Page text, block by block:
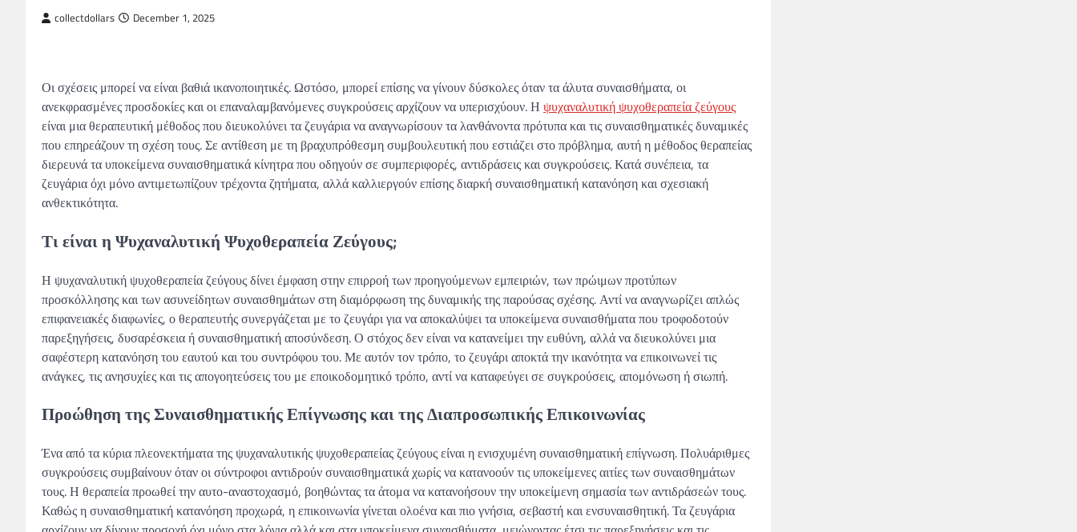
collectdollars December 1, 2025
Οι σχέσεις μπορεί να είναι βαθιά ικανοποιητικές. Ωστόσο, μπορεί επίσης να γίνουν δύσκολες όταν τα άλυτα συναισθήματα, οι
ανεκφρασμένες προσδοκίες και οι επαναλαμβανόμενες συγκρούσεις αρχίζουν να υπερισχύουν. Η ψυχαναλυτική ψυχοθεραπεία ζεύγους
είναι μια θεραπευτική μέθοδος που διευκολύνει τα ζευγάρια να αναγνωρίσουν τα λανθάνοντα πρότυπα και τις συναισθηματικές δυναμικές
που επηρεάζουν τη σχέση τους. Σε αντίθεση με τη βραχυπρόθεσμη συμβουλευτική που εστιάζει στο πρόβλημα, αυτή η μέθοδος θεραπείας
διερευνά τα υποκείμενα συναισθηματικά κίνητρα που οδηγούν σε συμπεριφορές, αντιδράσεις και συγκρούσεις. Κατά συνέπεια, τα
ζευγάρια όχι μόνο αντιμετωπίζουν τρέχοντα ζητήματα, αλλά καλλιεργούν επίσης διαρκή συναισθηματική κατανόηση και σχεσιακή
ανθεκτικότητα.
Τι είναι η Ψυχαναλυτική Ψυχοθεραπεία Ζεύγους;
Η ψυχαναλυτική ψυχοθεραπεία ζεύγους δίνει έμφαση στην επιρροή των προηγούμενων εμπειριών, των πρώιμων προτύπων
προσκόλλησης και των ασυνείδητων συναισθημάτων στη διαμόρφωση της δυναμικής της παρούσας σχέσης. Αντί να αναγνωρίζει απλώς
επιφανειακές διαφωνίες, ο θεραπευτής συνεργάζεται με το ζευγάρι για να αποκαλύψει τα υποκείμενα συναισθήματα που τροφοδοτούν
παρεξηγήσεις, δυσαρέσκεια ή συναισθηματική αποσύνδεση. Ο στόχος δεν είναι να κατανείμει την ευθύνη, αλλά να διευκολύνει μια
σαφέστερη κατανόηση του εαυτού και του συντρόφου του. Με αυτόν τον τρόπο, το ζευγάρι αποκτά την ικανότητα να επικοινωνεί τις
ανάγκες, τις ανησυχίες και τις απογοητεύσεις του με εποικοδομητικό τρόπο, αντί να καταφεύγει σε συγκρούσεις, απομόνωση ή σιωπή.
Προώθηση της Συναισθηματικής Επίγνωσης και της Διαπροσωπικής Επικοινωνίας
Ένα από τα κύρια πλεονεκτήματα της ψυχαναλυτικής ψυχοθεραπείας ζεύγους είναι η ενισχυμένη συναισθηματική επίγνωση. Πολυάριθμες
συγκρούσεις συμβαίνουν όταν οι σύντροφοι αντιδρούν συναισθηματικά χωρίς να κατανοούν τις υποκείμενες αιτίες των συναισθημάτων
τους. Η θεραπεία προωθεί την αυτο-αναστοχασμό, βοηθώντας τα άτομα να κατανοήσουν την υποκείμενη σημασία των αντιδράσεών τους.
Καθώς η συναισθηματική κατανόηση προχωρά, η επικοινωνία γίνεται ολοένα και πιο γνήσια, σεβαστή και ενσυναισθητική. Τα ζευγάρια